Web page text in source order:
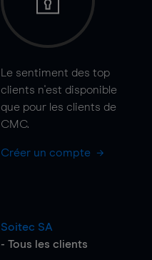
Le sentiment des top
clients n'est disponible
que pour les clients de
CMC.
Créer un compte
Soitec SA
- Tous les clients